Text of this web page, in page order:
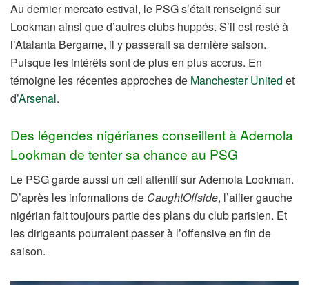
Au dernier mercato estival, le PSG s’était renseigné sur
Lookman ainsi que d’autres clubs huppés. S’il est resté à
l’Atalanta Bergame, il y passerait sa dernière saison.
Puisque les intérêts sont de plus en plus accrus. En
témoigne les récentes approches de Manchester United et
d’Arsenal.
Des légendes nigérianes conseillent à Ademola
Lookman de tenter sa chance au PSG
Le PSG garde aussi un œil attentif sur Ademola Lookman.
D’après les informations de CaughtOffside, l’ailier gauche
nigérian fait toujours partie des plans du club parisien. Et
les dirigeants pourraient passer à l’offensive en fin de
saison.